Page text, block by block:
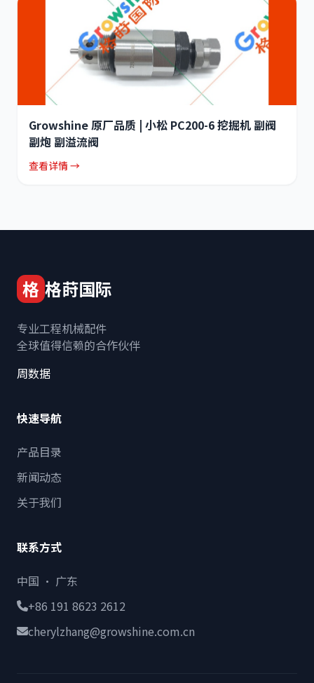
Growshine 原厂品质 | 小松 PC200-6 挖掘机 副阀
副炮 副溢流阀
查看详情 →
格 格莳国际
专业工程机械配件
全球值得信赖的合作伙伴
周数据
快速导航
产品目录
新闻动态
关于我们
联系方式
中国 · 广东
+86 191 8623 2612
cherylzhang@growshine.com.cn